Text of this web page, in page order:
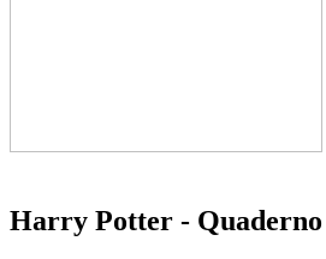
Harry Potter -